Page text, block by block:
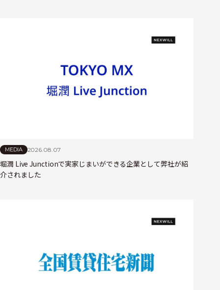
MEDIA 2026.08.07
堀潤 Live Junctionで実家じまいができる企業として弊社が紹
介されました